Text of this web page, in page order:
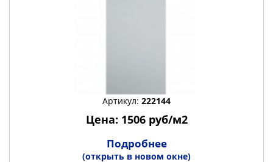
Артикул: 222144
Цена: 1506 руб/м2
Подробнее
(открыть в новом окне)